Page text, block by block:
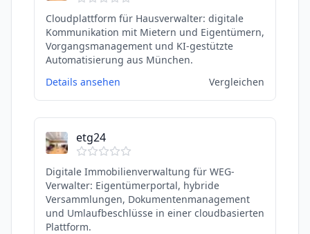
Cloudplattform für Hausverwalter: digitale
Kommunikation mit Mietern und Eigentümern,
Vorgangsmanagement und KI-gestützte
Automatisierung aus München.
Details ansehen
Vergleichen
etg24
Digitale Immobilienverwaltung für WEG-
Verwalter: Eigentümerportal, hybride
Versammlungen, Dokumentenmanagement
und Umlaufbeschlüsse in einer cloudbasierten
Plattform.